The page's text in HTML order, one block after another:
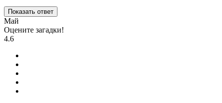
Показать ответ
Май
Оцените загадки!
4.6